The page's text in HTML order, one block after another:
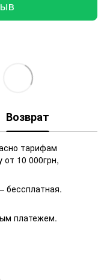
Возврат
тарифам
от 10 000грн,
бессплатная.
платежем.